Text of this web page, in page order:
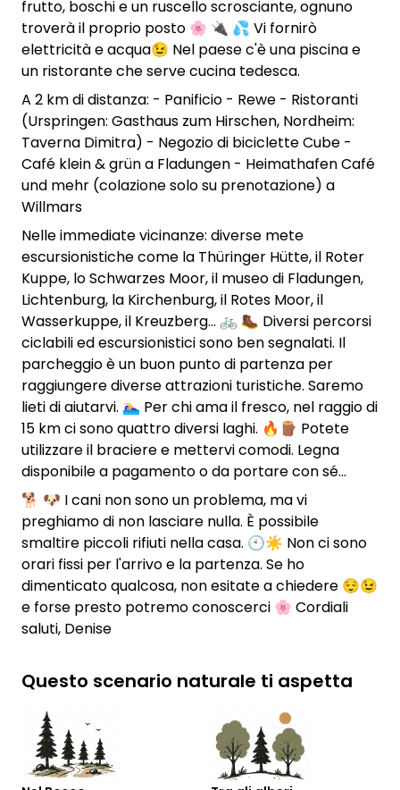
frutto, boschi e un ruscello scrosciante, ognuno
troverà il proprio posto 🌸 🔌 💦 Vi fornirò
elettricità e acqua😉 Nel paese c'è una piscina e
un ristorante che serve cucina tedesca.
A 2 km di distanza: - Panificio - Rewe - Ristoranti
(Urspringen: Gasthaus zum Hirschen, Nordheim:
Taverna Dimitra) - Negozio di biciclette Cube -
Café klein & grün a Fladungen - Heimathafen Café
und mehr (colazione solo su prenotazione) a
Willmars
Nelle immediate vicinanze: diverse mete
escursionistiche come la Thüringer Hütte, il Roter
Kuppe, lo Schwarzes Moor, il museo di Fladungen,
Lichtenburg, la Kirchenburg, il Rotes Moor, il
Wasserkuppe, il Kreuzberg... 🚲 🥾 Diversi percorsi
ciclabili ed escursionistici sono ben segnalati. Il
parcheggio è un buon punto di partenza per
raggiungere diverse attrazioni turistiche. Saremo
lieti di aiutarvi. 🏊‍♀️ Per chi ama il fresco, nel raggio di
15 km ci sono quattro diversi laghi. 🔥🪵 Potete
utilizzare il braciere e mettervi comodi. Legna
disponibile a pagamento o da portare con sé...
🐕 🐶 I cani non sono un problema, ma vi
preghiamo di non lasciare nulla. È possibile
smaltire piccoli rifiuti nella casa. 🕙☀️ Non ci sono
orari fissi per l'arrivo e la partenza. Se ho
dimenticato qualcosa, non esitate a chiedere 😌😉
e forse presto potremo conoscerci 🌸 Cordiali
saluti, Denise
Questo scenario naturale ti aspetta